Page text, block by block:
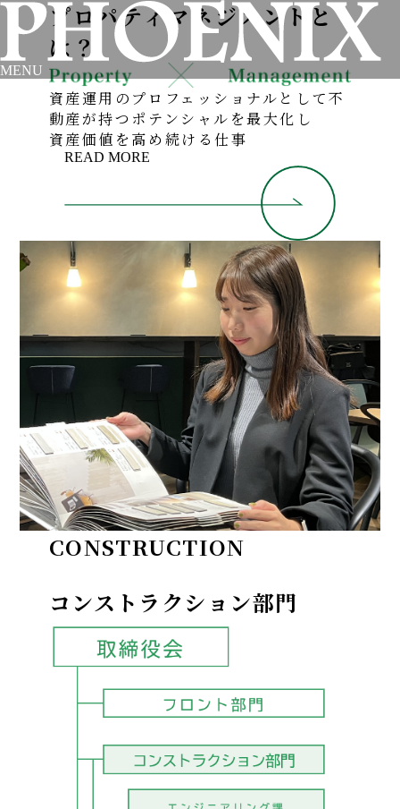
MENU
プロパティマネジメントと
は？
資産運用のプロフェッショナルとして不
動産が持つポテンシャルを最大化し
資産価値を高め続ける仕事
READ MORE
CONSTRUCTION
コンストラクション部門